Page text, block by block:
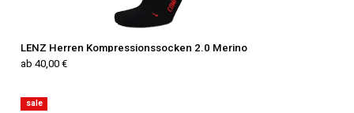
LENZ Herren Kompressionssocken 2.0 Merino
ab 40,00 €
sale